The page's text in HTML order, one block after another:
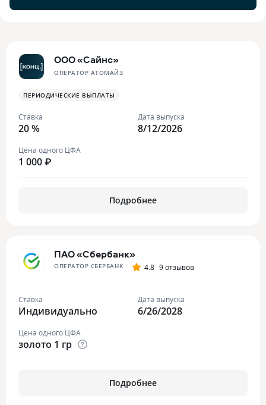
ООО «Сайнс»
ОПЕРАТОР АТОМАЙЗ
ПЕРИОДИЧЕСКИЕ ВЫПЛАТЫ
Ставка
20 %
Дата выпуска
8/12/2026
Цена одного ЦФА
1 000 ₽
Подробнее
ПАО «Сбербанк»
ОПЕРАТОР СБЕРБАНК 4.8 9 отзывов
Ставка
Индивидуально
Дата выпуска
6/26/2028
Цена одного ЦФА
золото 1 гр
Подробнее